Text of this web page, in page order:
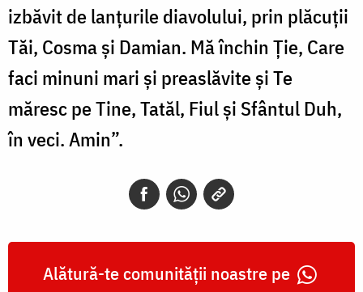
izbăvit de lanțurile diavolului, prin plăcuții
Tăi, Cosma și Damian. Mă închin Ție, Care
faci minuni mari și preaslăvite și Te
măresc pe Tine, Tatăl, Fiul și Sfântul Duh,
în veci. Amin”.
Alătură-te comunității noastre pe